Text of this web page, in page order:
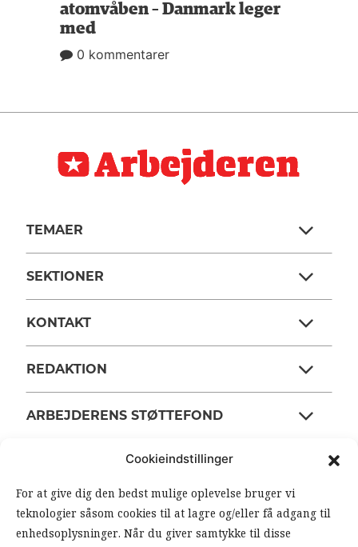
Cookieindstillinger
For at give dig den bedst mulige oplevelse bruger vi
teknologier såsom cookies til at lagre og/eller få adgang til
enhedsoplysninger. Når du giver samtykke til disse
atomvåben – Danmark leger
med
0 kommentarer
TEMAER
SEKTIONER
KONTAKT
REDAKTION
ARBEJDERENS STØTTEFOND
ANSVARSHAVENDE REDAKTØR
OM ARBEJDEREN